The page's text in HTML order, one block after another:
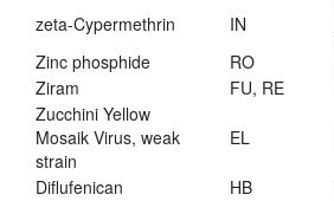
zeta-Cypermethrin IN
Zinc phosphide
RO
Ziram
FU, RE
Zucchini Yellow
Mosaik Virus, weak
strain
EL
Diflufenican HB